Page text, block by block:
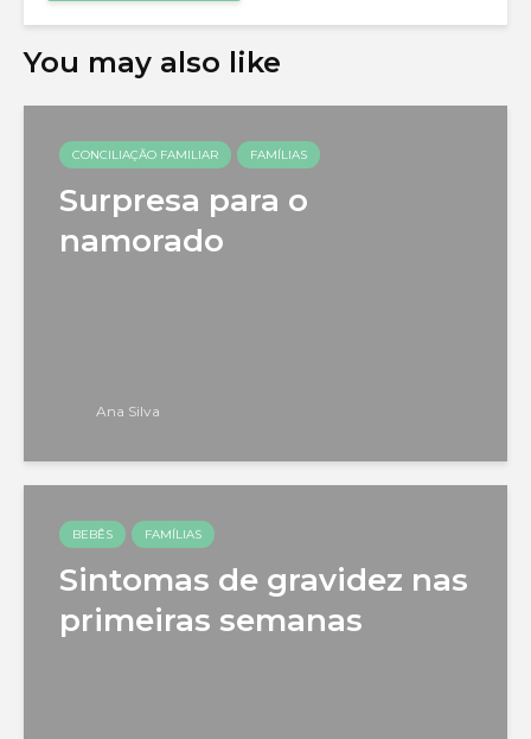
You may also like
CONCILIAÇÃO FAMILIAR FAMÍLIAS
Surpresa para o
namorado
Ana Silva
BEBÊS FAMÍLIAS
Sintomas de gravidez nas
primeiras semanas